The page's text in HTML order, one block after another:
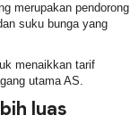
merupakan pendorong
suku bunga yang
menaikkan tarif
utama AS.
luas